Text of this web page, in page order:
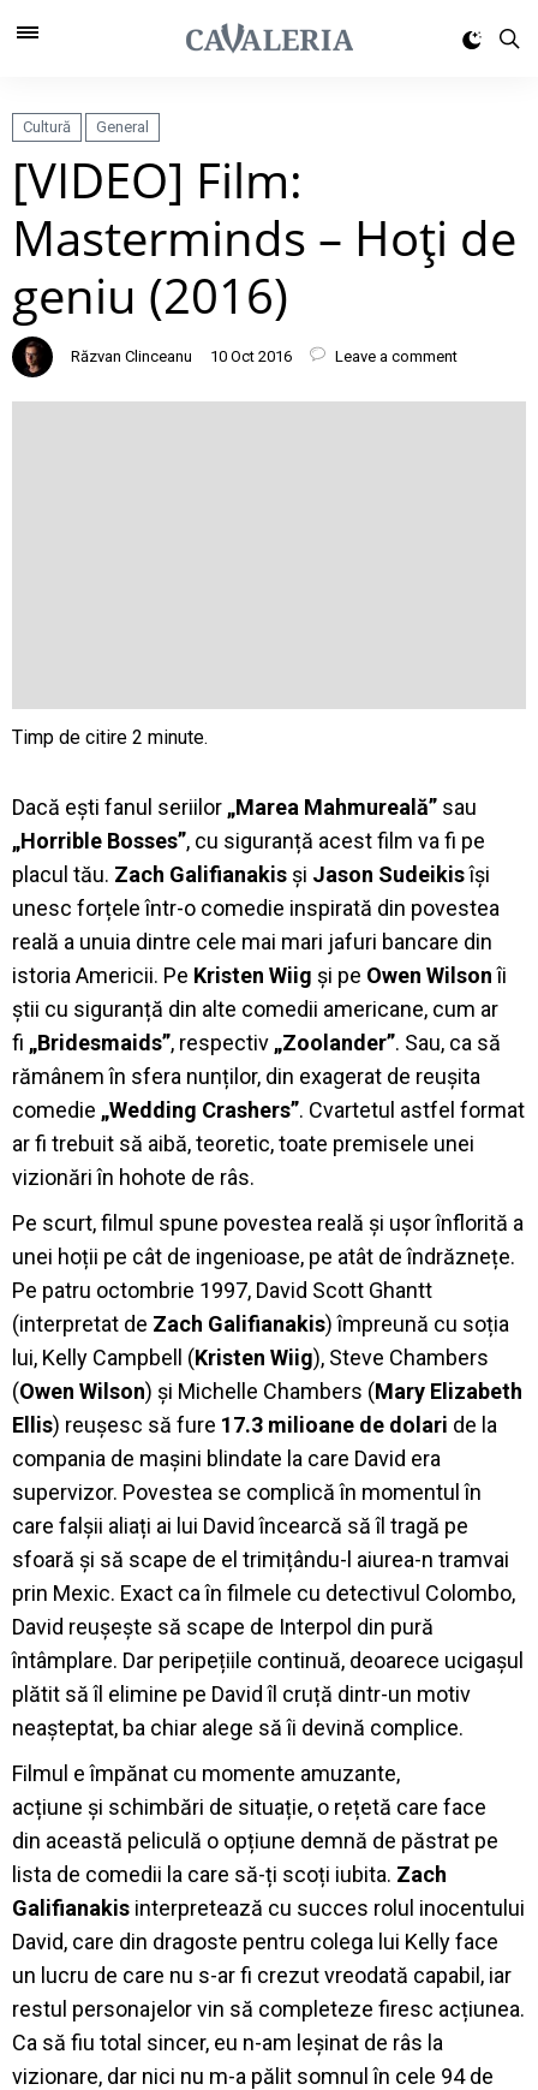
Cultură General
[VIDEO] Film:
Masterminds – Hoţi de
geniu (2016)
Răzvan Clinceanu 10 Oct 2016 Leave a comment
Dacă ești fanul seriilor „Marea Mahmureală” sau
„Horrible Bosses”, cu siguranță acest film va fi pe
placul tău. Zach Galifianakis și Jason Sudeikisîși
unesc forțele într-o comedie inspirată din povestea
reală a unuia dintre cele mai mari jafuri bancare din
istoria Americii. Pe Kristen Wiig și pe Owen Wilsonîi
știi cu siguranță din alte comedii americane, cum ar
fi „Bridesmaids”, respectiv „Zoolander”. Sau, ca să
rămânem în sfera nunților, din exagerat de reușita
comedie „Wedding Crashers”. Cvartetul astfel format
ar fi trebuit să aibă, teoretic, toate premisele unei
vizionări în hohote de râs.
Pe scurt, filmul spune povestea reală și ușor înflorită a
unei hoții pe cât de ingenioase, pe atât de îndrăznețe.
Pe patru octombrie 1997, David Scott Ghantt
(interpretat de Zach Galifianakis) împreună cu soția
lui, Kelly Campbell (Kristen Wiig), Steve Chambers
(Owen Wilson) și Michelle Chambers (Mary Elizabeth
Ellis) reușesc să fure 17.3 milioane de dolari de la
compania de mașini blindate la care David era
supervizor. Povestea se complică în momentul în
care falșii aliați ai lui David încearcă să îl tragă pe
sfoară și să scape de el trimițându-l aiurea-n tramvai
prin Mexic. Exact ca în filmele cu detectivul Colombo,
David reușește să scape de Interpol din pură
întâmplare. Dar peripețiile continuă, deoarece ucigașul
plătit să îl elimine pe David îl cruță dintr-un motiv
neașteptat, ba chiar alege să îi devină complice.
Filmul e împănat cu momente amuzante,
acțiune și schimbări de situație, o rețetă care face
din această peliculă o opțiune demnă de păstrat pe
lista de comedii la care să-ți scoți iubita. Zach
Galifianakis interpretează cu succes rolul inocentului
David, care din dragoste pentru colega lui Kelly face
un lucru de care nu s-ar fi crezut vreodată capabil, iar
restul personajelor vin să completeze firesc acțiunea.
Ca să fiu total sincer, eu n-am leșinat de râs la
vizionare, dar nici nu m-a pălit somnul în cele 94 de